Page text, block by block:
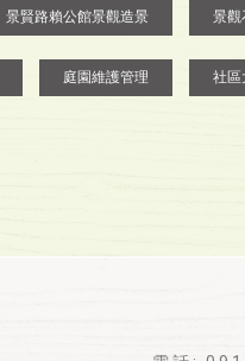
景賢路賴公館景觀造景 景觀
庭園維護管理 社區